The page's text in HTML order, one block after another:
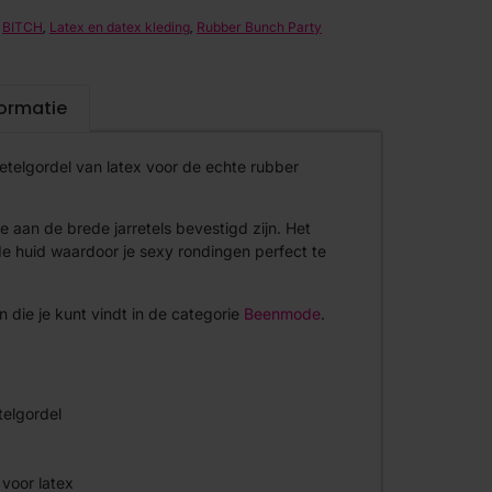
BITCH, Latex en datex kleding, Rubber Bunch Party
van latex voor de echte rubber
aan de brede jarretels bevestigd zijn. Het
huid waardoor je sexy rondingen perfect te
die je kunt vindt in de categorie Beenmode.
latex